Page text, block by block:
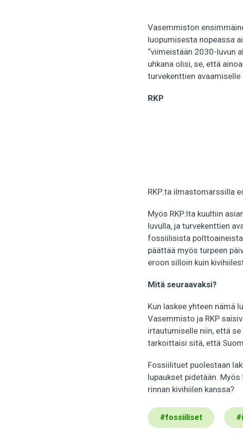
Vasemmiston
luopumisesta nopeassa
“viimeistään 2030-luvun
uhkana olisi, se, että
turvekenttien
RKP
RKP:ta ilmastomarssilla
Myös RKP:lta kuultiin
luvulla, ja turvekenttien
fossiilisista polttoaineista
päättää myös turpeen
eroon silloin kuin
Mitä seuraavaksi?
Kun laskee yhteen nämä
Vasemmisto ja RKP
irtautumiselle niin, että
tarkoittaisi sitä, että
Fossiilituet puolestaan
lupaukset pidetään.
rinnan kivihiilen kanssa?
#fossiiliset #